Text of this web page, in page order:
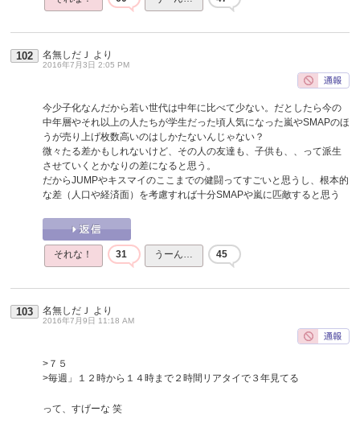
102 名無しだＪ より
2016年7月3日 2:05 PM
今少子化なんだから若い世代は中年に比べて少ない。だとしたら今の
中年層やそれ以上の人たちが学生だった頃人気になった嵐やSMAPのほ
うが売り上げ枚数高いのはしかたないんじゃない？
微々たる差かもしれないけど、その人の友達も、子供も、、って派生
させていくとかなりの差になると思う。
だからJUMPやキスマイのここまでの健闘ってすごいと思うし、根本的
な差（人口や経済面）を考慮すれば十分SMAPや嵐に匹敵すると思う
それな！ 31 うーん… 45
103 名無しだＪ より
2016年7月9日 11:18 AM
>７５
>毎週」１２時から１４時まで２時間リアタイで３年見てる
って、すげーな 笑